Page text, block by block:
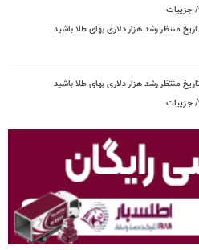
جزییات
منتظر رشد هزار دلاری بهای طلا باشید
منتظر رشد هزار دلاری بهای طلا باشید
جزییات